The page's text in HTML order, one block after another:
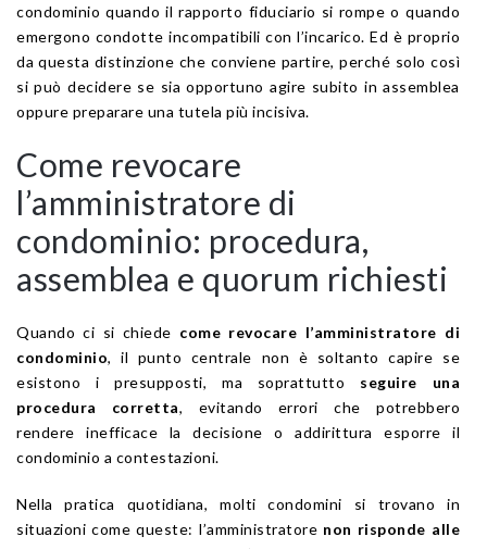
condominio quando il rapporto fiduciario si rompe o quando
emergono condotte incompatibili con l’incarico. Ed è proprio
da questa distinzione che conviene partire, perché solo così
si può decidere se sia opportuno agire subito in assemblea
oppure preparare una tutela più incisiva.
Come revocare
l’amministratore di
condominio: procedura,
assemblea e quorum richiesti
Quando ci si chiede come revocare l’amministratore di
condominio, il punto centrale non è soltanto capire se
esistono i presupposti, ma soprattutto seguire una
procedura corretta, evitando errori che potrebbero
rendere inefficace la decisione o addirittura esporre il
condominio a contestazioni.
Nella pratica quotidiana, molti condomini si trovano in
situazioni come queste: l’amministratore non risponde alle